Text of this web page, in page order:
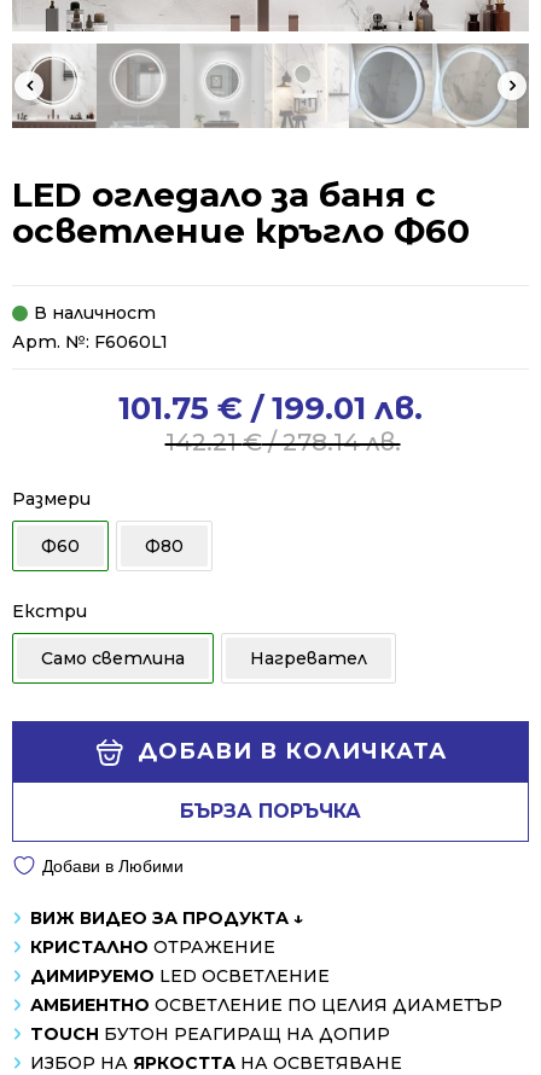
LED огледало за баня с
осветление кръгло Ф60
В наличност
Арт. №: F6060L1
142.21€/ 278.14 лв.
142.21 €
/
278.14 лв..
101.75 € / 199.01 лв.
101.75 €
/
199.01 лв..
Размери
Ф60 Ф80
Екстри
Само светлина Нагревател
ДОБАВИ В КОЛИЧКАТА
БЪРЗА ПОРЪЧКА
Добави в Любими
ВИЖ ВИДЕО ЗА ПРОДУКТА ↓
КРИСТАЛНО ОТРАЖЕНИЕ
ДИМИРУЕМО LED ОСВЕТЛЕНИЕ
АМБИЕНТНО ОСВЕТЛЕНИЕ ПО ЦЕЛИЯ ДИАМЕТЪР
TOUCH БУТОН РЕАГИРАЩ НА ДОПИР
ИЗБОР НА ЯРКОСТТА НА ОСВЕТЯВАНЕ